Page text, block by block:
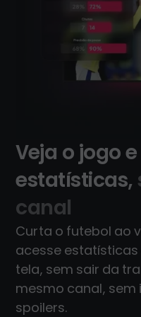
Veja o jogo
estatísticas,
canal
Curta o futebol ao
acesse
tela, sem sair da
mesmo canal, sem
spoilers.